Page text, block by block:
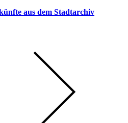
aus dem Stadtarchiv